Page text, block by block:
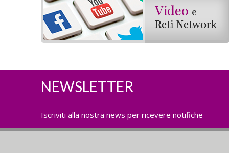
NEWSLETTER
Iscriviti alla nostra news per ricevere notifiche